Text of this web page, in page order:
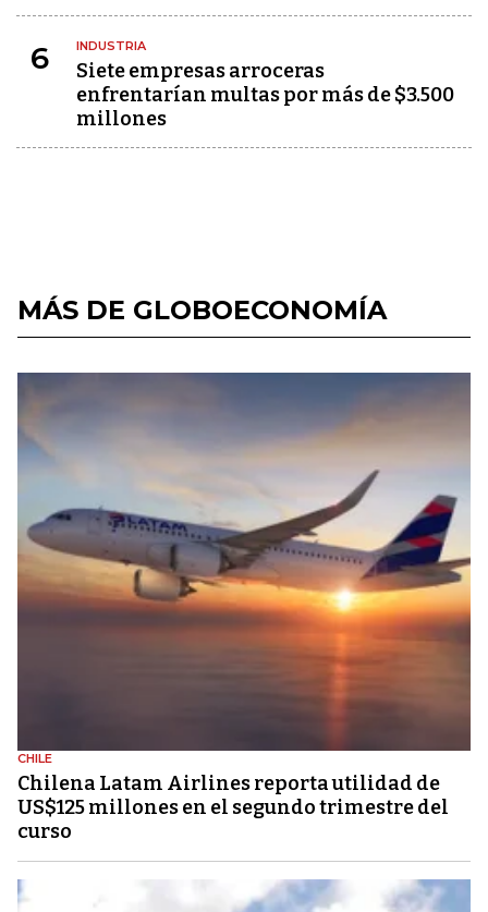
6 INDUSTRIA
Siete empresas arroceras
enfrentarían multas por más de $3.500
millones
MÁS DE GLOBOECONOMÍA
CHILE
Chilena Latam Airlines reporta utilidad de
US$125 millones en el segundo trimestre del
curso